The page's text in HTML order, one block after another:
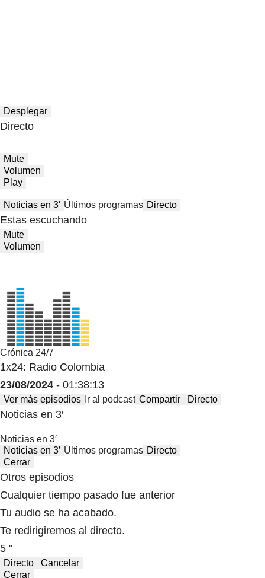
Desplegar
Directo
Mute
Volumen
Play
Noticias en 3′ Últimos programas Directo
Estas escuchando
Mute
Volumen
Crónica 24/7
1x24: Radio Colombia
23/08/2024 - 01:38:13
Ver más episodios Ir al podcast Compartir Directo
Noticias en 3′
Noticias en 3′
Noticias en 3′ Últimos programas Directo
Cerrar
Otros episodios
Cualquier tiempo pasado fue anterior
Tu audio se ha acabado.
Te redirigiremos al directo.
5 "
Directo
Cancelar
Cerrar